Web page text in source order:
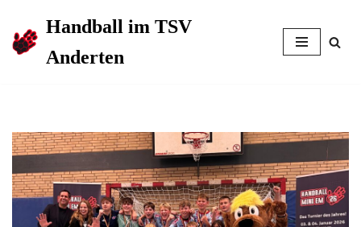
Zum
Handball im TSV
Anderten